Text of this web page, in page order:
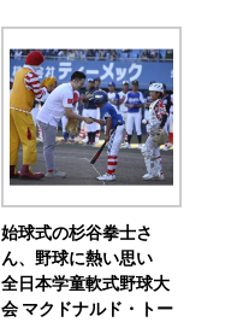
始球式の杉谷拳士さ
ん、野球に熱い思い
全日本学童軟式野球大
会 マクドナルド・トー